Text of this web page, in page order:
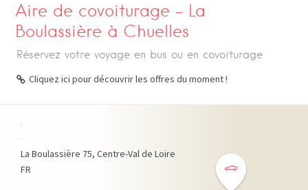
Aire de covoiturage – La
Boulassière à Chuelles
Réservez votre voyage en bus ou en covoiturage
Cliquez ici pour découvrir les offres du moment !
La Boulassière 75 Centre-Val de Loire
FR